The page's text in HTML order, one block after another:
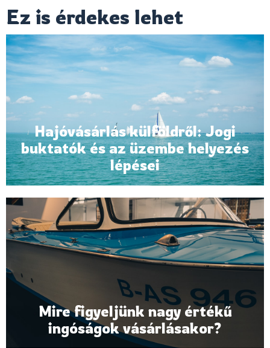
Ez is érdekes lehet
Hajóvásárlás külföldről: Jogi
buktatók és az üzembe helyezés
lépései
Mire figyeljünk nagy értékű
ingóságok vásárlásakor?